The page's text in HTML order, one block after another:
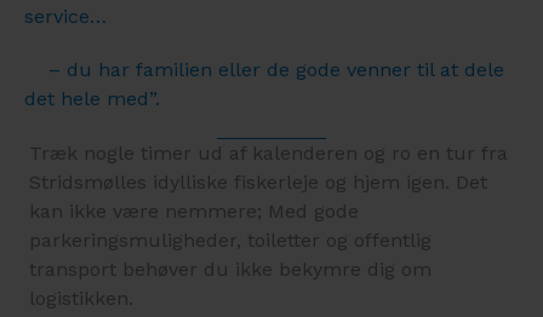
service…
– du har familien eller de gode venner til at dele
det hele med”.
Træk nogle timer ud af kalenderen og ro en tur fra
Stridsmølles idylliske fiskerleje og hjem igen. Det
kan ikke være nemmere; Med gode
parkeringsmuligheder, toiletter og offentlig
transport behøver du ikke bekymre dig om
logistikken.